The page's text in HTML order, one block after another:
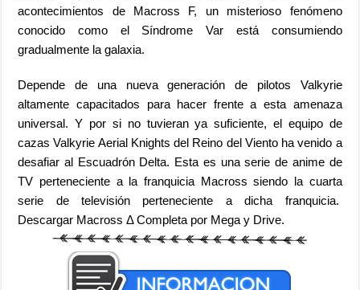
acontecimientos de Macross F, un misterioso fenómeno
conocido como el Síndrome Var está consumiendo
gradualmente la galaxia.
Depende de una nueva generación de pilotos Valkyrie
altamente capacitados para hacer frente a esta amenaza
universal.Y por si no tuvieran ya suficiente, el equipo de
cazas Valkyrie Aerial Knights del Reino del Viento ha venido a
desafiar al Escuadrón Delta. Esta es una serie de anime de
TV perteneciente a la franquicia Macross siendo la cuarta
serie de televisión perteneciente a dicha franquicia.
Descargar Macross Δ Completa por Mega y Drive.